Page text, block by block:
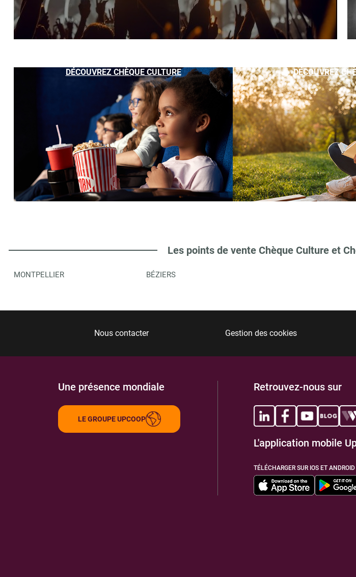
DÉCOUVREZ CHÈQUE CULTURE DÉCOUVREZ
Les points de vente Chèque Culture et
MONTPELLIER BÉZIERS
Nous contacter Gestion des cookies
Une présence mondiale
LE GROUPE UPCOOP
Retrouvez-nous sur
L'application mobile
TÉLÉCHARGER SUR IOS ET ANDROID